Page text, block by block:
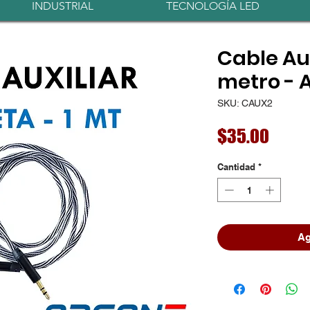
INDUSTRIAL TECNOLOGÍA LED
Cable
metro -
SKU: CAUX2
$35.00
Cantidad *